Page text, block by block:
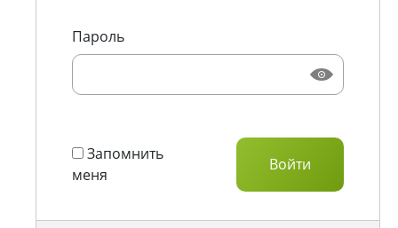
Пароль
Запомнить
меня